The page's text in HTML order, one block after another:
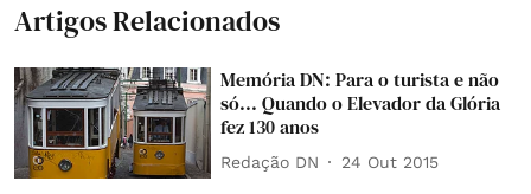
Artigos Relacionados
Memória DN: Para o turista e não
só... Quando o Elevador da Glória
fez 130 anos
Redação DN 24 Out 2015